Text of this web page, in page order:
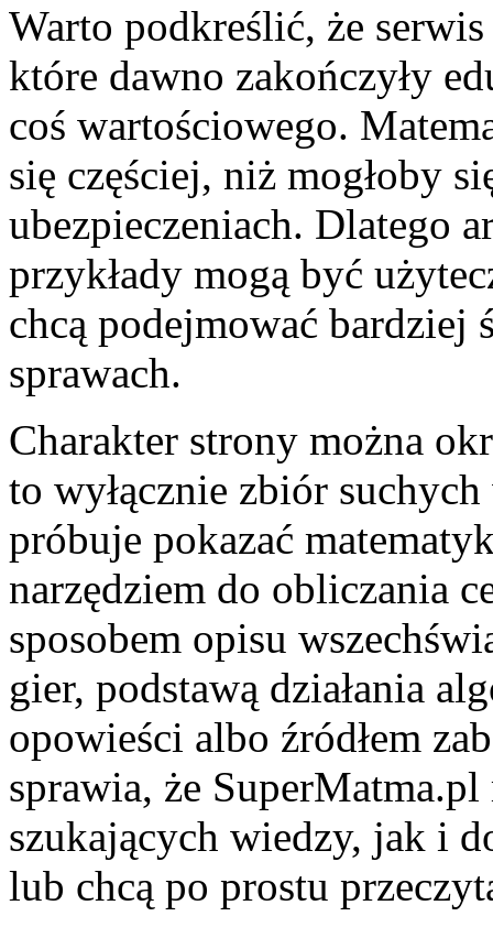
Warto podkreślić, że
które dawno zakończyły
coś wartościowego.
się częściej, niż mogłoby
ubezpieczeniach. Dlatego
przykłady mogą być
chcą podejmować bardziej
sprawach.
Charakter strony można
to wyłącznie zbiór
próbuje pokazać
narzędziem do obliczania
sposobem opisu
gier, podstawą działania
opowieści albo źródłem
sprawia, że
szukających wiedzy, jak i
lub chcą po prostu